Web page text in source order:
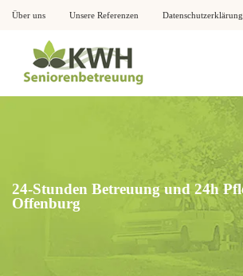
Über uns Unsere Referenzen Datenschutzerklärung
24-Stunden Betreuung und 24h
Offenburg